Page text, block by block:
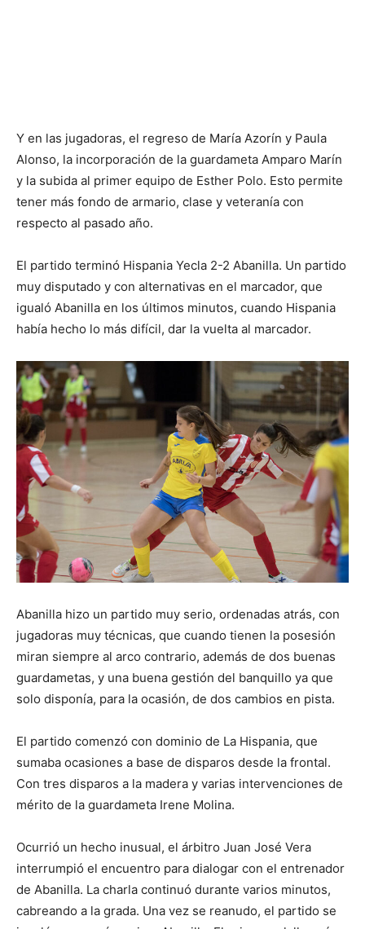
Y en las jugadoras, el regreso de María Azorín y Paula
Alonso, la incorporación de la guardameta Amparo Marín
y la subida al primer equipo de Esther Polo. Esto permite
tener más fondo de armario, clase y veteranía con
respecto al pasado año.
El partido terminó Hispania Yecla 2-2 Abanilla. Un partido
muy disputado y con alternativas en el marcador, que
igualó Abanilla en los últimos minutos, cuando Hispania
había hecho lo más difícil, dar la vuelta al marcador.
Abanilla hizo un partido muy serio, ordenadas atrás, con
jugadoras muy técnicas, que cuando tienen la posesión
miran siempre al arco contrario, además de dos buenas
guardametas, y una buena gestión del banquillo ya que
solo disponía, para la ocasión, de dos cambios en pista.
El partido comenzó con dominio de La Hispania, que
sumaba ocasiones a base de disparos desde la frontal.
Con tres disparos a la madera y varias intervenciones de
mérito de la guardameta Irene Molina.
Ocurrió un hecho inusual, el árbitro Juan José Vera
interrumpió el encuentro para dialogar con el entrenador
de Abanilla. La charla continuó durante varios minutos,
cabreando a la grada. Una vez se reanudo, el partido se